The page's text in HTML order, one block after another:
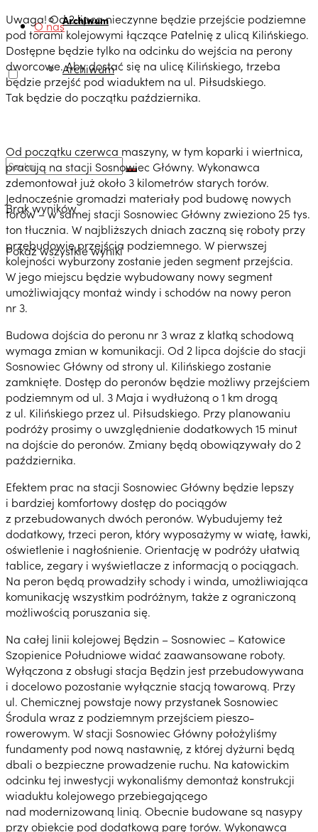
Archiwum
O nas
Archiwum
Brak wyników
Pokaż wszystkie wyniki
Uwaga! Od 2 lipca nieczynne będzie przejście podziemne
pod torami kolejowymi łączące Patelnię z ulicą Kilińskiego.
Dostępne będzie tylko na odcinku do wejścia na perony
dworcowe. Aby dostać się na ulicę Kilińskiego, trzeba
będzie przejść pod wiaduktem na ul. Piłsudskiego.
Tak będzie do początku października.
Od początku czerwca maszyny, w tym koparki i wiertnica,
pracują na stacji Sosnowiec Główny. Wykonawca
zdemontował już około 3 kilometrów starych torów.
Jednocześnie gromadzi materiały pod budowę nowych
torów – w samej stacji Sosnowiec Główny zwieziono 25 tys.
ton tłucznia. W najbliższych dniach zaczną się roboty przy
przebudowie przejścia podziemnego. W pierwszej
kolejności wyburzony zostanie jeden segment przejścia.
W jego miejscu będzie wybudowany nowy segment
umożliwiający montaż windy i schodów na nowy peron
nr 3.
Budowa dojścia do peronu nr 3 wraz z klatką schodową
wymaga zmian w komunikacji. Od 2 lipca dojście do stacji
Sosnowiec Główny od strony ul. Kilińskiego zostanie
zamknięte. Dostęp do peronów będzie możliwy przejściem
podziemnym od ul. 3 Maja i wydłużoną o 1 km drogą
z ul. Kilińskiego przez ul. Piłsudskiego. Przy planowaniu
podróży prosimy o uwzględnienie dodatkowych 15 minut
na dojście do peronów. Zmiany będą obowiązywały do 2
października.
Efektem prac na stacji Sosnowiec Główny będzie lepszy
i bardziej komfortowy dostęp do pociągów
z przebudowanych dwóch peronów. Wybudujemy też
dodatkowy, trzeci peron, który wyposażymy w wiatę, ławki,
oświetlenie i nagłośnienie. Orientację w podróży ułatwią
tablice, zegary i wyświetlacze z informacją o pociągach.
Na peron będą prowadziły schody i winda, umożliwiająca
komunikację wszystkim podróżnym, także z ograniczoną
możliwością poruszania się.
Na całej linii kolejowej Będzin – Sosnowiec – Katowice
Szopienice Południowe widać zaawansowane roboty.
Wyłączona z obsługi stacja Będzin jest przebudowywana
i docelowo pozostanie wyłącznie stacją towarową. Przy
ul. Chemicznej powstaje nowy przystanek Sosnowiec
Środula wraz z podziemnym przejściem pieszo-
rowerowym. W stacji Sosnowiec Główny położyliśmy
fundamenty pod nową nastawnię, z której dyżurni będą
dbali o bezpieczne prowadzenie ruchu. Na katowickim
odcinku tej inwestycji wykonaliśmy demontaż konstrukcji
wiaduktu kolejowego przebiegającego
nad modernizowaną linią. Obecnie budowane są nasypy
przy obiekcie pod dodatkową parę torów. Wykonawca